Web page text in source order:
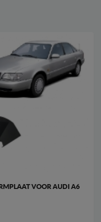
VOOR AUDI A6